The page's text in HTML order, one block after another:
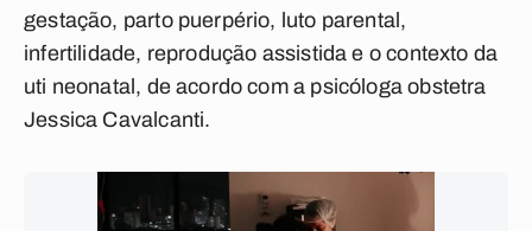
gestação, parto puerpério, luto parental,
infertilidade, reprodução assistida e o contexto da
uti neonatal, de acordo com a psicóloga obstetra
Jessica Cavalcanti.